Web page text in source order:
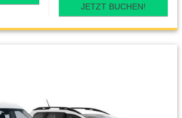
JETZT BUCHEN!